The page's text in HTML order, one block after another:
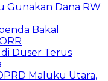
Gunakan Dana RW
Bakal
Duser Terus
Maluku Utara,